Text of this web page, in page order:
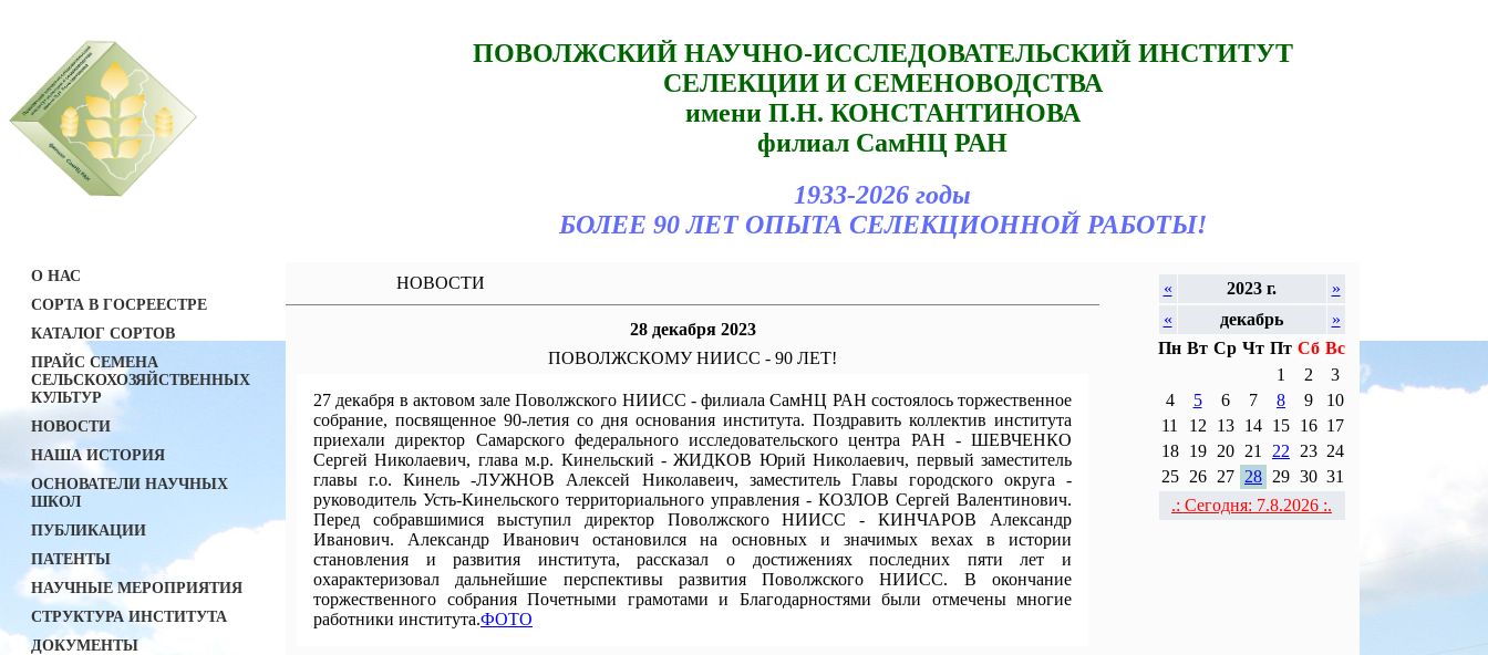
ПОВОЛЖСКИЙ НАУЧНО-ИССЛЕДОВАТЕЛЬСКИЙ ИНСТИТУТ
СЕЛЕКЦИИ И СЕМЕНОВОДСТВА
имени П.Н. КОНСТАНТИНОВА
филиал СамНЦ РАН
1933-2026 годы
БОЛЕЕ 90 ЛЕТ ОПЫТА СЕЛЕКЦИОННОЙ РАБОТЫ!
О НАС
СОРТА В ГОСРЕЕСТРЕ
КАТАЛОГ СОРТОВ
ПРАЙС СЕМЕНА
СЕЛЬСКОХОЗЯЙСТВЕННЫХ
КУЛЬТУР
НОВОСТИ
НАША ИСТОРИЯ
ОСНОВАТЕЛИ НАУЧНЫХ
ШКОЛ
ПУБЛИКАЦИИ
ПАТЕНТЫ
НАУЧНЫЕ МЕРОПРИЯТИЯ
СТРУКТУРА ИНСТИТУТА
ДОКУМЕНТЫ
НОВОСТИ « 2023 г.
»
«
декабрь
»
Пн Вт Ср Чт Пт Сб Вс
1
2
3
4
5 6 7 8 9
10
11
12 13 14 15 16 17
18
19 20 21 22 23 24
25
26 27 28 29 30 31
.: Сегодня: 7.8.2026 :.
28 декабря 2023
ПОВОЛЖСКОМУ НИИСС - 90 ЛЕТ!
27 декабря в актовом зале Поволжского НИИСС - филиала СамНЦ РАН состоялось торжественное
собрание, посвященное 90-летия со дня основания института. Поздравить коллектив института
приехали директор Самарского федерального исследовательского центра РАН - ШЕВЧЕНКО
Сергей Николаевич, глава м.р. Кинельский - ЖИДКОВ Юрий Николаевич, первый заместитель
главы г.о. Кинель -ЛУЖНОВ Алексей Николавеич, заместитель Главы городского округа -
руководитель Усть-Кинельского территориального управления - КОЗЛОВ Сергей Валентинович.
Перед собравшимися выступил директор Поволжского НИИСС - КИНЧАРОВ Александр
Иванович. Александр Иванович остановился на основных и значимых вехах в истории
становления и развития института, рассказал о достижениях последних пяти лет и
охарактеризовал дальнейшие перспективы развития Поволжского НИИСС. В окончание
торжественного собрания Почетными грамотами и Благодарностями были отмечены многие
работники института.ФОТО